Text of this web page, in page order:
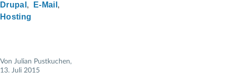
Drupal
E-Mail
Hosting
Von Julian Pustkuchen,
13. Juli 2015